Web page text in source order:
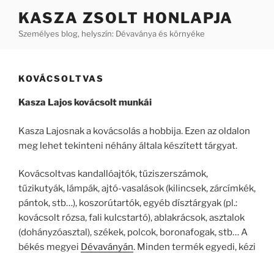
KASZA ZSOLT HONLAPJA
Személyes blog, helyszín: Dévaványa és környéke
KOVÁCSOLTVAS
Kasza Lajos kovácsolt munkái
Kasza Lajosnak a kovácsolás a hobbija. Ezen az oldalon
meg lehet tekinteni néhány általa készített tárgyat.
Kovácsoltvas kandallóajtók, tűziszerszámok,
tűzikutyák, lámpák, ajtó-vasalások (kilincsek, zárcímkék,
pántok, stb…), koszorútartók, egyéb dísztárgyak (pl.:
kovácsolt rózsa, fali kulcstartó), ablakrácsok, asztalok
(dohányzóasztal), székek, polcok, boronafogak, stb… A
békés megyei Dévaványán. Minden termék egyedi, kézi